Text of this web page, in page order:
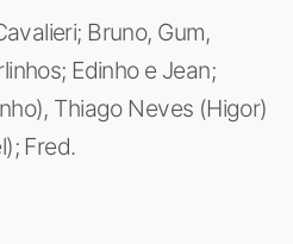
Bruno, Gum,
Edinho e Jean;
Thiago Neves (Higor)
Fred.